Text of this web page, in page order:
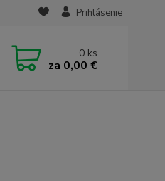
Prihlásenie
0 ks
za 0,00 €